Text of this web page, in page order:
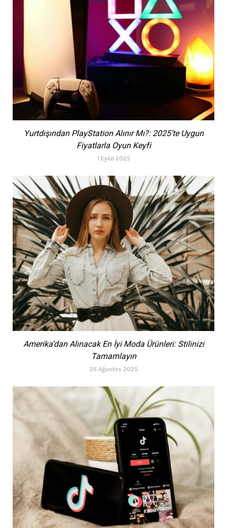
Yurtdışından PlayStation Alınır Mı?: 2025’te Uygun
Fiyatlarla Oyun Keyfi
1 Eylül 2025
Amerika’dan Alınacak En İyi Moda Ürünleri: Stilinizi
Tamamlayın
25 Ağustos 2025